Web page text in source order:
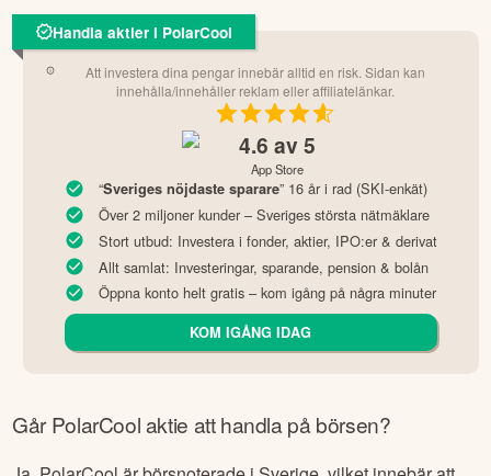
Handla aktier i PolarCool
Att investera dina pengar innebär alltid en risk. Sidan kan
innehålla/innehåller reklam eller affiliatelänkar.
4.6 av 5
App Store
“Sveriges nöjdaste sparare” 16 år i rad (SKI-enkät)
Över 2 miljoner kunder – Sveriges största nätmäklare
Stort utbud: Investera i fonder, aktier, IPO:er & derivat
Allt samlat: Investeringar, sparande, pension & bolån
Öppna konto helt gratis – kom igång på några minuter
KOM IGÅNG IDAG
GårPolarCoolaktie att handla på börsen?